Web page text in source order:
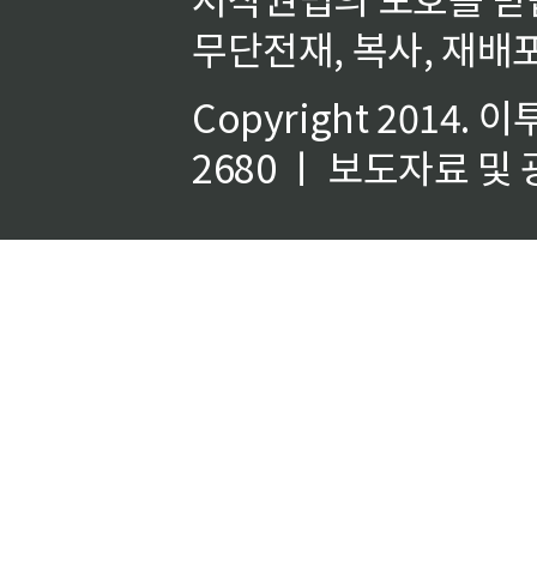
무단전재, 복사, 재배
Copyright 2014. 이
2680 ㅣ 보도자료